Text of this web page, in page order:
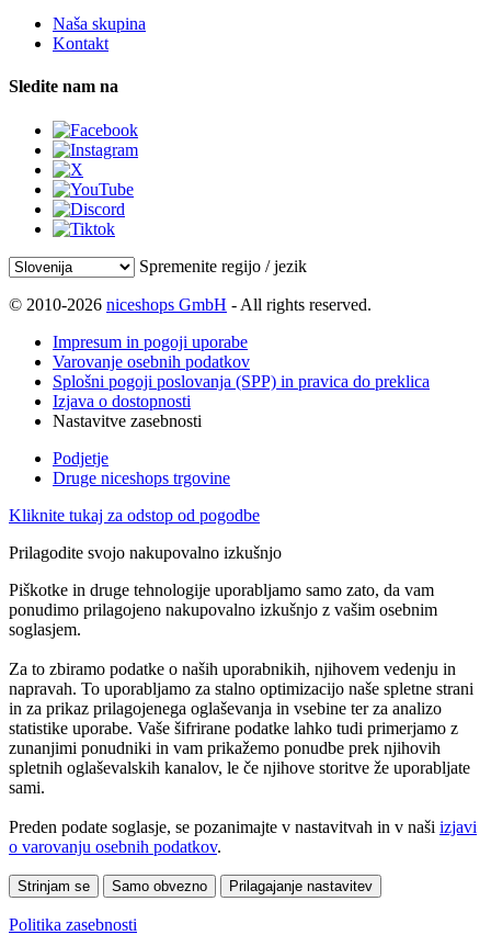
Naša skupina
Kontakt
Sledite nam na
Spremenite regijo / jezik
© 2010-2026 niceshops GmbH - All rights reserved.
Impresum in pogoji uporabe
Varovanje osebnih podatkov
Splošni pogoji poslovanja (SPP) in pravica do preklica
Izjava o dostopnosti
Nastavitve zasebnosti
Podjetje
Druge niceshops trgovine
Kliknite tukaj za odstop od pogodbe
Prilagodite svojo nakupovalno izkušnjo
Piškotke in druge tehnologije uporabljamo samo zato, da vam
ponudimo prilagojeno nakupovalno izkušnjo z vašim osebnim
soglasjem.
Za to zbiramo podatke o naših uporabnikih, njihovem vedenju in
napravah. To uporabljamo za stalno optimizacijo naše spletne strani
in za prikaz prilagojenega oglaševanja in vsebine ter za analizo
statistike uporabe. Vaše šifrirane podatke lahko tudi primerjamo z
zunanjimi ponudniki in vam prikažemo ponudbe prek njihovih
spletnih oglaševalskih kanalov, le če njihove storitve že uporabljate
sami.
Preden podate soglasje, se pozanimajte v nastavitvah in v naši izjavi
o varovanju osebnih podatkov.
Strinjam se Samo obvezno Prilagajanje nastavitev
Politika zasebnosti